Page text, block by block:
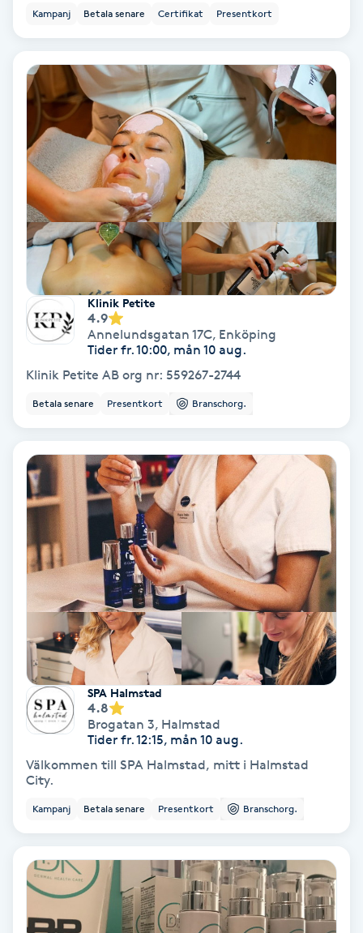
Makeup
Manikyr & Pedikyr
Massage
Medial vägledning
Medicinsk massage
Meditation
Megavolymfransar
Melasma
Mesoterapi
MicroPen
Microshading
Mixfransar
Nagelförlängning
Nagelförlängning akryl
Nagelförlängning gelé
Nagelförlängning glasfiber
Nagelförlängning silke
Kampanj Betala senare Certifikat Presentkort
Klinik Petite
4.9
Annelundsgatan 17C, Enköping
Tider fr. 10:00, mån 10 aug.
Klinik Petite AB org nr: 559267-2744
Betala senare Presentkort Branschorg.
SPA Halmstad
4.8
Brogatan 3, Halmstad
Tider fr. 12:15, mån 10 aug.
Välkommen till SPA Halmstad, mitt i Halmstad
City.
Kampanj Betala senare Presentkort Branschorg.